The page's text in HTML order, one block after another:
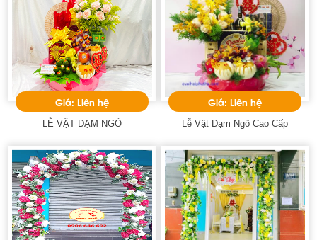
Giá: Liên hệ
LỄ VẬT DẠM NGỎ
Giá: Liên hệ
Lễ Vật Dạm Ngõ Cao Cấp